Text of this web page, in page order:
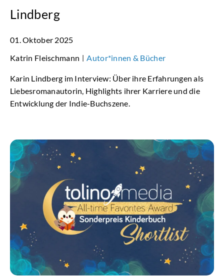
Lindberg
01. Oktober 2025
Katrin Fleischmann | Autor*innen & Bücher
Karin Lindberg im Interview: Über ihre Erfahrungen als
Liebesromanautorin, Highlights ihrer Karriere und die
Entwicklung der Indie-Buchszene.